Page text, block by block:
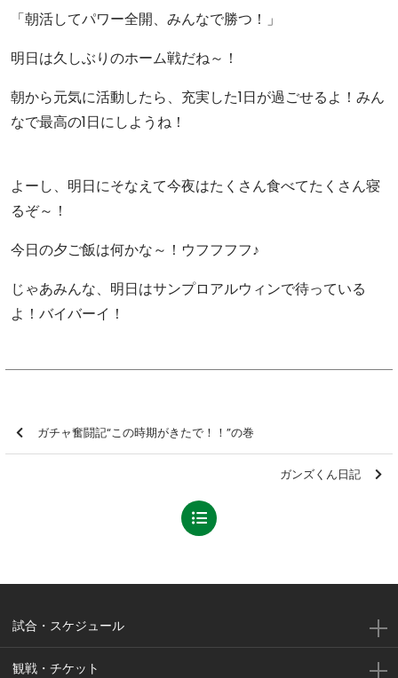
「朝活してパワー全開、みんなで勝つ！」
明日は久しぶりのホーム戦だね～！
朝から元気に活動したら、充実した1日が過ごせるよ！みん
なで最高の1日にしようね！
よーし、明日にそなえて今夜はたくさん食べてたくさん寝
るぞ～！
今日の夕ご飯は何かな～！ウフフフフ♪
じゃあみんな、明日はサンプロアルウィンで待っている
よ！バイバーイ！
ガチャ奮闘記“この時期がきたで！！”の巻
ガンズくん日記
試合・スケジュール
観戦・チケット